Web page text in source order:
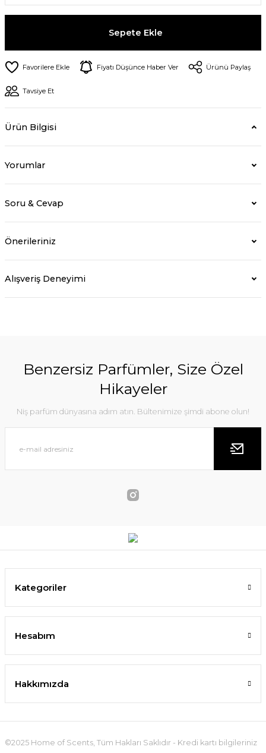
Sepete Ekle
Fiyatı Düşünce Haber Ver Ürünü Paylaş
Tavsiye Et
Ürün Bilgisi
Yorumlar
Soru & Cevap
Önerileriniz
Alışveriş Deneyimi
Benzersiz Parfümler, Size Özel
Hikayeler
Niş parfüm dünyasına adım atın. Bültenimize şimdi abone olun!
Kategoriler
Hesabım
Hakkımızda
©2025 Home of Scents, Tüm Hakları Saklıdır - Kredi kartı bilgileriniz